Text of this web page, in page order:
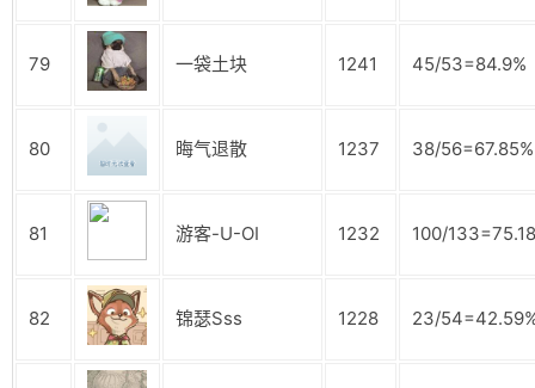
79 一袋土块 1241 45/53=84.9%
80 晦气退散 1237 38/56=67.85%
81 游客-U-OI 1232 100/
82 锦瑟Sss 1228 23/